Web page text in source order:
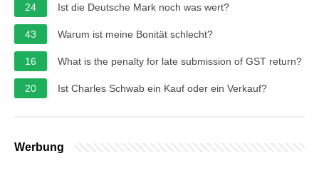
24 Ist die Deutsche Mark noch was wert?
43 Warum ist meine Bonität schlecht?
16 What is the penalty for late submission of GST return?
20 Ist Charles Schwab ein Kauf oder ein Verkauf?
Werbung